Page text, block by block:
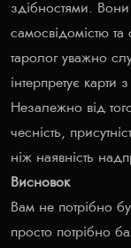
здібностями. Вони
самосвідомістю
таролог уважно
інтерпретує
Незалежно від
чесність,
ніж наявність
Висновок
Вам не потрібно
просто потрібно